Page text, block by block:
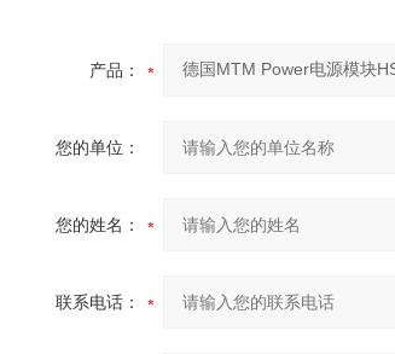
产品：
您的单位：
您的姓名：
联系电话：